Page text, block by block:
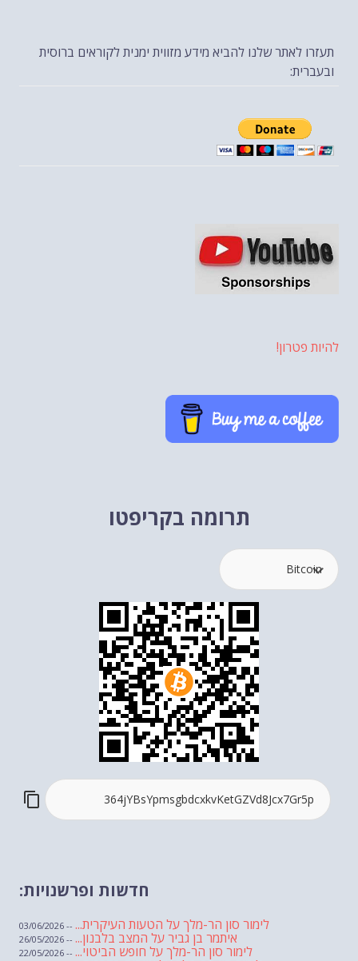
תעזרו לאתר שלנו להביא מידע מזווית ימנית לקוראים ברוסית
ובעברית:
להיות פטרון!
תרומה בקריפטו
חדשות ופרשנויות:
לימור סון הר-מלך על הטעות העיקרית... -- 03/06/2026
איתמר בן גביר על המצב בלבנון... -- 26/05/2026
לימור סון הר-מלך על חופש הביטוי... -- 22/05/2026